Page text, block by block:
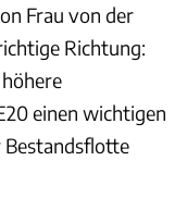
Frau von der
Richtung:
einen wichtigen
Bestandsflotte